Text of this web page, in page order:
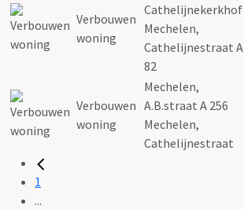
Verbouwen
woning
Cathelijnekerkhof
Mechelen,
Cathelijnestraat A
82
Verbouwen
woning
Mechelen,
A.B.straat A 256
Mechelen,
Cathelijnestraat
1
...